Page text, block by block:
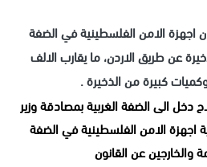
اجهزة الامن الفلسطينية في الضفة
عن طريق الاردن، ما يقارب الالف
كبيرة من الذخيرة .
دخل الى الضفة الغربية بمصادقة وزير
اجهزة الامن الفلسطينية في الضفة
والخارجين عن القانون